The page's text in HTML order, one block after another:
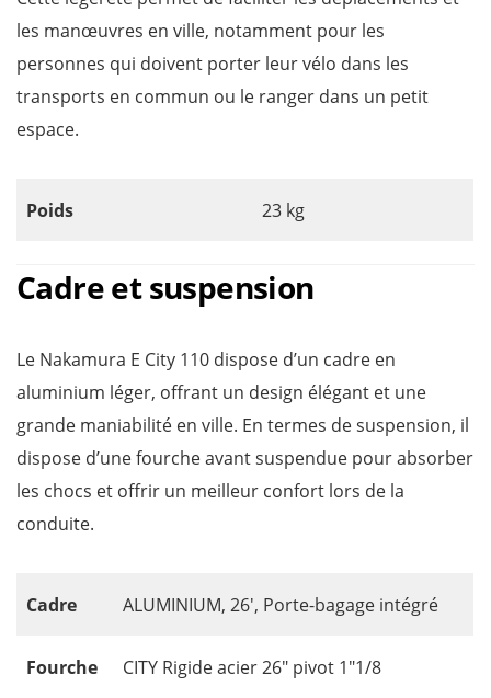
les manœuvres en ville, notamment pour les
personnes qui doivent porter leur vélo dans les
transports en commun ou le ranger dans un petit
espace.
Poids 23 kg
Cadre et suspension
Le Nakamura E City 110 dispose d’un cadre en
aluminium léger, offrant un design élégant et une
grande maniabilité en ville. En termes de suspension, il
dispose d’une fourche avant suspendue pour absorber
les chocs et offrir un meilleur confort lors de la
conduite.
Cadre ALUMINIUM, 26′, Porte-bagage intégré
Fourche CITY Rigide acier 26″ pivot 1″1/8